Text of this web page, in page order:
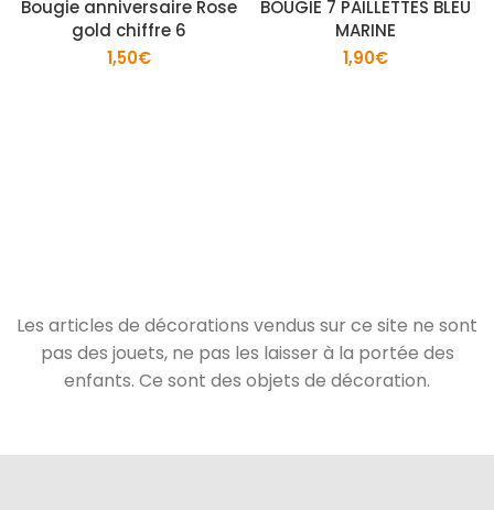
Bougie anniversaire Rose
gold chiffre 6
1,50€
BOUGIE 7 PAILLETTES BLEU
MARINE
1,90€
Les articles de décorations vendus sur ce site ne sont
pas des jouets, ne pas les laisser à la portée des
enfants. Ce sont des objets de décoration.